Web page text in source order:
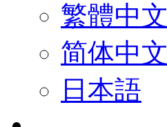
繁體中文
简体中文
日本語